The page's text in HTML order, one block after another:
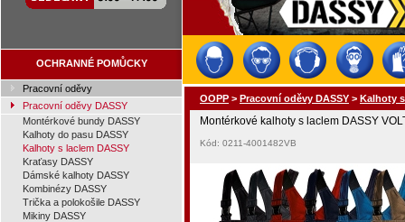
OCHRANNÉ POMŮCKY
Pracovní oděvy
Pracovní oděvy DASSY
Montérkové bundy DASSY
Kalhoty do pasu DASSY
Kalhoty s laclem DASSY
Kraťasy DASSY
Dámské kalhoty DASSY
Kombinézy DASSY
Trička a polokošile DASSY
Mikiny DASSY
OOPP > Pracovní oděvy DASSY > Kalhoty
Montérkové kalhoty s laclem DASSY
Kód: 0211-4001482VB